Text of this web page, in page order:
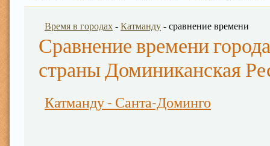
Время в городах - Катманду - сравнение времени
Сравнение времени
страны Доминиканская
Катманду - Санта-Доминго